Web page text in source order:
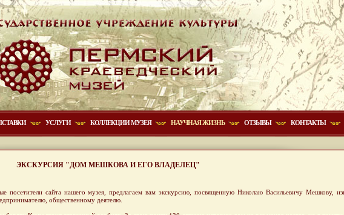
УСЛУГИ КОЛЛЕКЦИИ МУЗЕЯ НАУЧНАЯ ЖИЗНЬ ОТЗЫВЫ КОНТАКТЫ
ЭКСКУРСИЯ "ДОМ МЕШКОВА И ЕГО ВЛАДЕЛЕЦ"
сайта нашего музея, предлагаем вам экскурсию, посвященную Николаю Васильевичу Мешкову,
общественному деятелю.